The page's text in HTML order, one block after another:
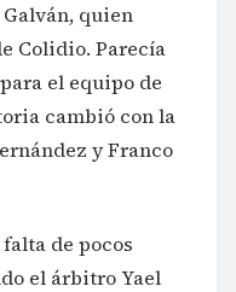
quien
Colidio. Parecía
el equipo de
cambió con la
y Franco
de pocos
el árbitro Yael